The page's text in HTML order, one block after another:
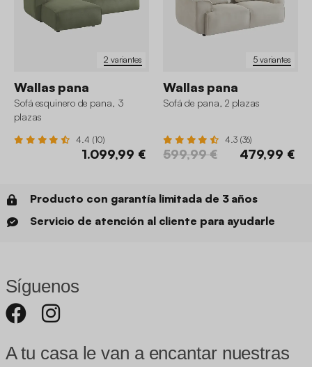
2 variantes
Wallas pana
Sofá esquinero de pana, 3
plazas
4.4 (10)
1.099,99 €
5 variantes
Wallas pana
Sofá de pana, 2 plazas
4.3 (36)
599,99 € 479,99 €
Producto con garantía limitada de 3 años
Servicio de atención al cliente para ayudarle
Síguenos
A tu casa le van a encantar nuestras